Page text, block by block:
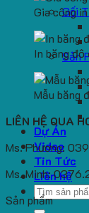
Gối
Sản
Dự Án
Video
Tin Tức
Liên hệ
Search
for:
Gia công
In băng
Mẫu băng
LIÊN HỆ QUA
Ms. Phương:
Ms. Minh:
Sản phẩm